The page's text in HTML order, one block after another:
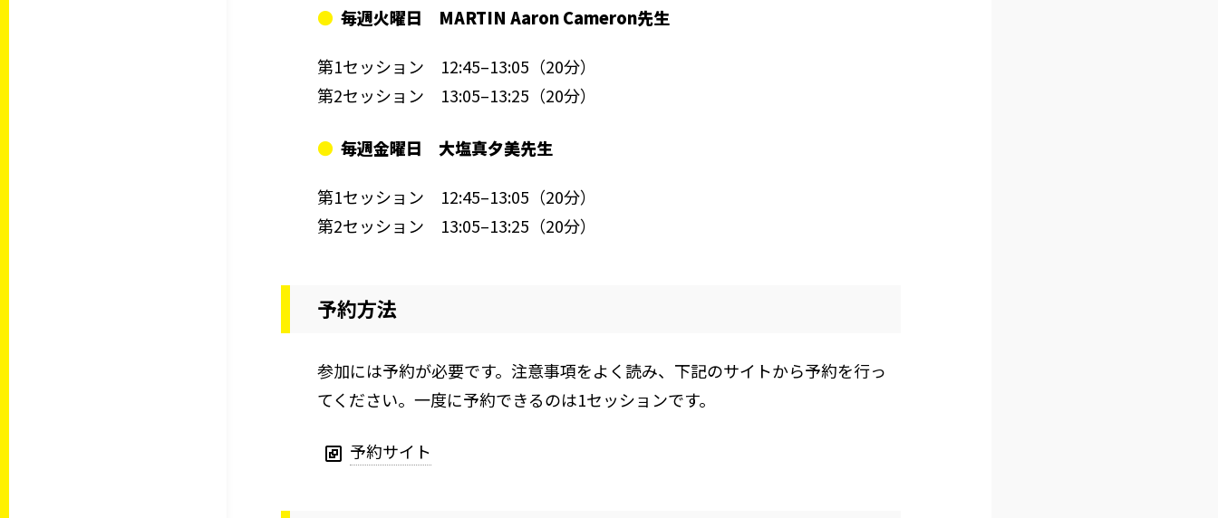
毎週火曜日 MARTIN Aaron Cameron先生
第1セッション 12:45–13:05（20分）
第2セッション 13:05–13:25（20分）
毎週金曜日 大塩真夕美先生
第1セッション 12:45–13:05（20分）
第2セッション 13:05–13:25（20分）
予約方法
参加には予約が必要です。注意事項をよく読み、下記のサイトから予約を行っ
てください。一度に予約できるのは1セッションです。
予約サイト